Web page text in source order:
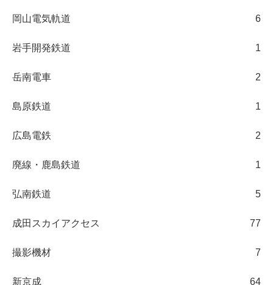
岡山電気軌道 6
岩手開発鉄道 1
岳南電車 2
島原鉄道 1
広島電鉄 2
廃線・鹿島鉄道 1
弘南鉄道 5
成田スカイアクセス 77
撮影機材 7
新京成 64